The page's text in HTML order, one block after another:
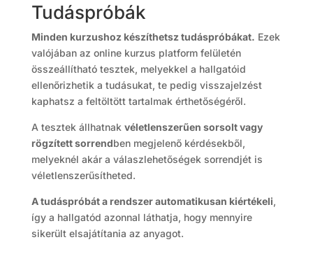
Tudáspróbák
Minden kurzushoz készíthetsz tudáspróbákat. Ezek
valójában az online kurzus platform felületén
összeállítható tesztek, melyekkel a hallgatóid
ellenőrizhetik a tudásukat, te pedig visszajelzést
kaphatsz a feltöltött tartalmak érthetőségéről.
A tesztek állhatnak véletlenszerűen sorsolt vagy
rögzített sorrendben megjelenő kérdésekből,
melyeknél akár a válaszlehetőségek sorrendjét is
véletlenszerűsítheted.
A tudáspróbát a rendszer automatikusan kiértékeli,
így a hallgatód azonnal láthatja, hogy mennyire
sikerült elsajátítania az anyagot.